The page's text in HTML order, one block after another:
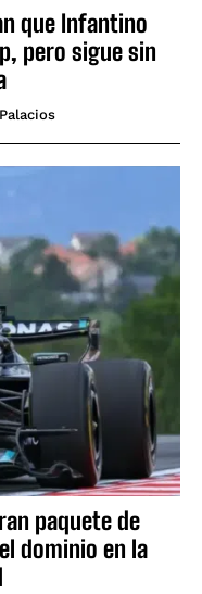
que Infantino
pero sigue sin
paquete de
dominio en la